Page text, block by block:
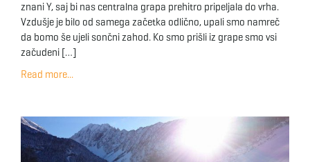
znani Y, saj bi nas centralna grapa prehitro pripeljala do vrha.
Vzdušje je bilo od samega začetka odlično, upali smo namreč
da bomo še ujeli sončni zahod. Ko smo prišli iz grape smo vsi
začudeni […]
Read more...